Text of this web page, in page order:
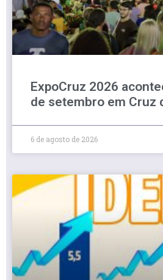
ExpoCruz 2026
de setembro em Cruz
6 de agosto de 2026